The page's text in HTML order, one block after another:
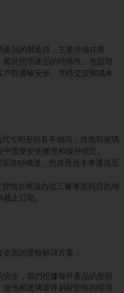
品的製造商，主要市場在美
於照明產品的特殊性，包括燈
對運輸安全、準時交貨和成本
寸和形狀各不相同，燈泡和玻璃
需要安全搬運和保持穩定。
洛杉磯港，然後透過卡車運送至
物在兩週內從工廠運送到目的地
止日期。
面的運輸解決方案：
全，我們根據每件產品的形狀
泡和玻璃罩等易碎部件均採用